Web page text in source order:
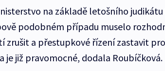
na základě letošního
podobném případu muselo
zrušit a přestupkové řízení zastavit
je již pravomocné, dodala Roubíčková.